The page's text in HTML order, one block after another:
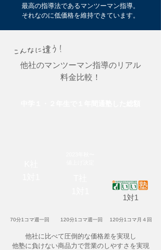
最高の指導法であるマンツーマン指導。
それなのに低価格を維持できています。
こんなに違う！
他社のマンツーマン指導のリアル
料金比較！
70分1コマ週一回 120分1コマ週一回
1対1
120分1コマ月４回
他社に比べて圧倒的な価格差を実現し
他塾に負けない商品力で営業のしやすさを実現